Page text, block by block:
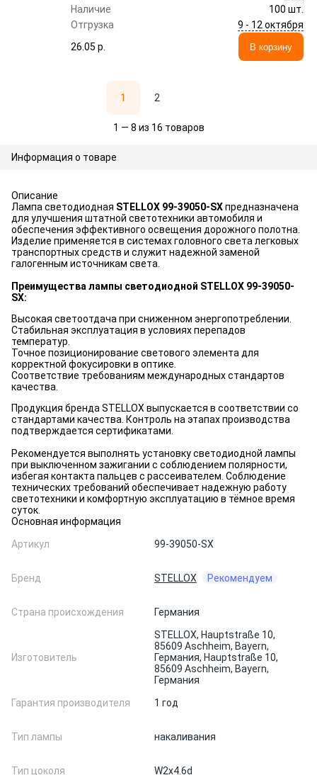
Наличие
100 шт.
Отгрузка
9 - 12 октября
26.05 p.
В корзину
1 2
1 — 8 из 16 товаров
Информация о товаре
Описание
Лампа светодиодная STELLOX 99-39050-SXпредназначена
для улучшения штатной светотехники автомобиля и
обеспечения эффективного освещения дорожного полотна.
Изделие применяется в системах головного света легковых
транспортных средств и служит надежной заменой
галогенным источникам света.
Преимущества лампы светодиодной STELLOX 99-39050-
SX:
Высокая светоотдача при сниженном энергопотреблении.
Стабильная эксплуатация в условиях перепадов
температур.
Точное позиционирование светового элемента для
корректной фокусировки в оптике.
Соответствие требованиям международных стандартов
качества.
Продукция бренда STELLOX выпускается в соответствии со
стандартами качества. Контроль на этапах производства
подтверждается сертификатами.
Рекомендуется выполнять установку светодиодной лампы
при выключенном зажигании с соблюдением полярности,
избегая контакта пальцев с рассеивателем. Соблюдение
технических требований обеспечивает надежную работу
светотехники и комфортную эксплуатацию в тёмное время
суток.
Основная информация
Артикул
99-39050-SX
Бренд STELLOX Рекомендуем
Страна происхождения Германия
Изготовитель
STELLOX, Hauptstraße 10,
85609 Aschheim, Bayern,
Германия, Hauptstraße 10,
85609 Aschheim, Bayern,
Германия
Гарантия производителя
1 год
Тип лампы накаливания
Тип цоколя W2x4.6d